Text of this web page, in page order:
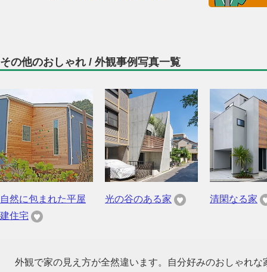
その他のおしゃれ / 外観事例写真一覧
自然に包まれた平屋
建住宅
光の谷のある家 清閑なる家
外観で家の見え方が全然違います。自分好みのおしゃれ